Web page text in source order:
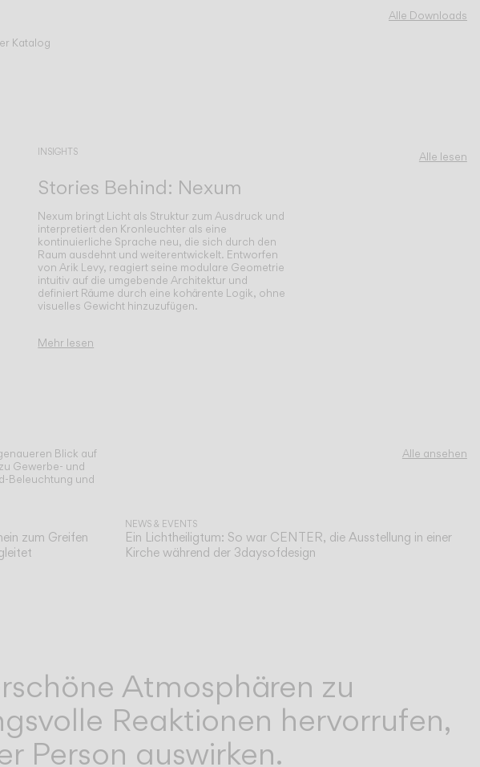
Alle Downloads
Katalog
Alle lesen
INSIGHTS
Stories Behind: Nexum
Nexum bringt Licht als Struktur zum Ausdruck und
interpretiert den Kronleuchter als eine
kontinuierliche Sprache neu, die sich durch den
Raum ausdehnt und weiterentwickelt. Entworfen
von Arik Levy, reagiert seine modulare Geometrie
intuitiv auf die umgebende Architektur und
definiert Räume durch eine kohärente Logik, ohne
visuelles Gewicht hinzuzufügen.
Mehr lesen
Blick auf
Gewerbe- und
Beleuchtung und
Alle ansehen
zum Greifen
NEWS & EVENTS
Ein Lichtheiligtum: So war CENTER, die Ausstellung in einer
Kirche während der 3daysofdesign
Atmosphären zu
Reaktionen hervorrufen,
Person auswirken.